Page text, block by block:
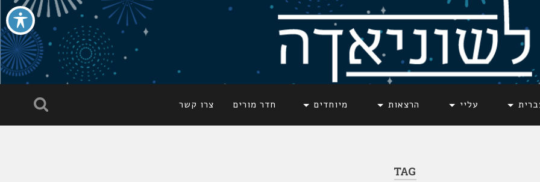
עליי הרצאות מיוחדים חדר מורים צרו קשר
TAG